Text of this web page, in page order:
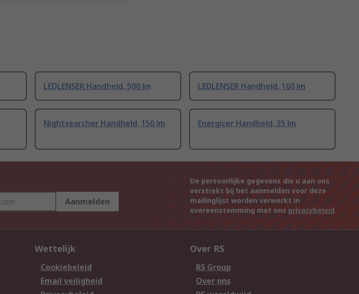
LEDLENSER Handheld, 500 lm LEDLENSER Handheld, 160 lm
Nightsearcher Handheld, 150 lm Energizer Handheld, 35 lm
Aanmelden
De persoonlijke gegevens die u aan ons
verstrekt bij het aanmelden voor deze
mailinglijst worden verwerkt in
overeenstemming met ons privacybeleid.
Wettelijk
Cookiebeleid
Email veiligheid
Over RS
RS Group
Over ons